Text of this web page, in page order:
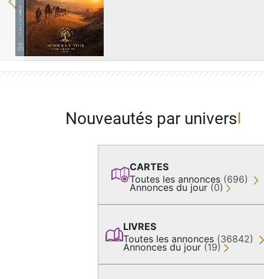
Previous
Nouveautés par univers
CARTES
Toutes les annonces (696)
Annonces du jour (0)
LIVRES
Toutes les annonces (36842)
Annonces du jour (19)